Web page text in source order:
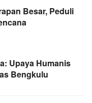
Besar, Peduli
Upaya Humanis
Bengkulu